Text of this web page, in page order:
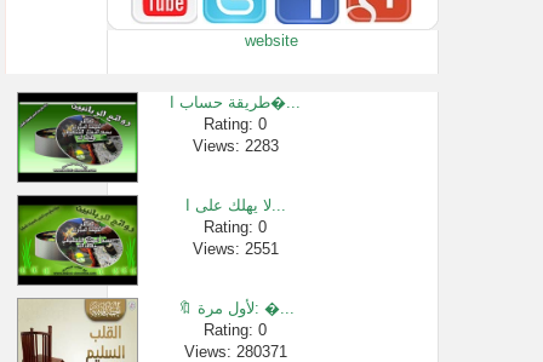
Rating: 0
Views: 10715
website
طريقة حساب ا�...
Rating: 0
Views: 2283
لا يهلك على ا...
Rating: 0
Views: 2551
🔖 لأول مرة: �...
Rating: 0
Views: 280371